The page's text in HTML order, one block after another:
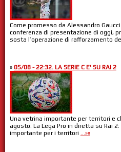
Come promesso da Alessandro
conferenza di presentazione di oggi,
sosta l’operazione di rafforzamento
» 05/08 - 22:32. LA SERIE C E' SU RAI 2
Una vetrina importante per territori e
agosto. La Lega Pro in diretta su Rai
importante per i territori ...»»